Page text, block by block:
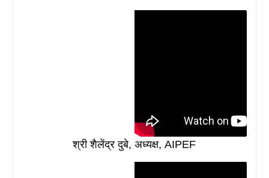
श्री शैलेंद्र दुबे, अध्यक्ष, AIPEF